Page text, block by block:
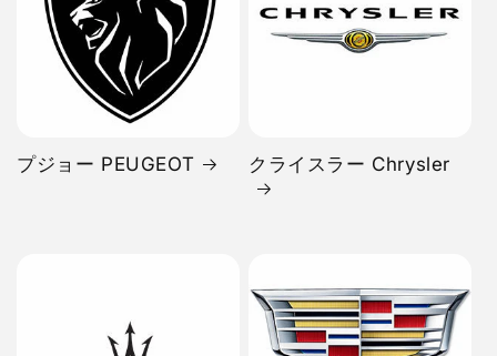
プジョー PEUGEOT クライスラー Chrysler